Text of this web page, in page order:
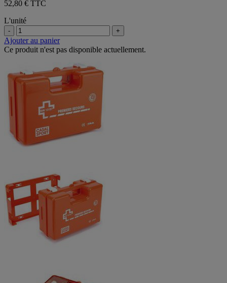
52,80 € TTC
L'unité
- +
Ajouter au panier
Ce produit n'est pas disponible actuellement.